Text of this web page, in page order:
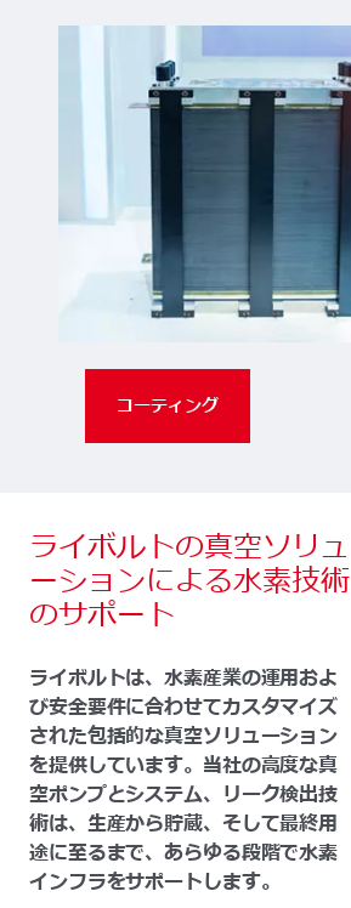
コーティング
ライボルトの真空ソリュ
ーションによる水素技術
のサポート
ライボルトは、水素産業の運用およ
び安全要件に合わせてカスタマイズ
された包括的な真空ソリューション
を提供しています。当社の高度な真
空ポンプとシステム、リーク検出技
術は、生産から貯蔵、そして最終用
途に至るまで、あらゆる段階で水素
インフラをサポートします。